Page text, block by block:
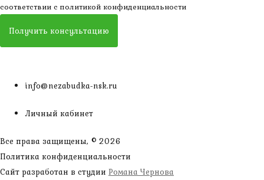
соответствии с политикой конфиденциальности
Получить консультацию
info@nezabudka-nsk.ru
Личный кабинет
Все права защищены, © 2026
Политика конфиденциальности
Сайт разработан в студии Романа Чернова